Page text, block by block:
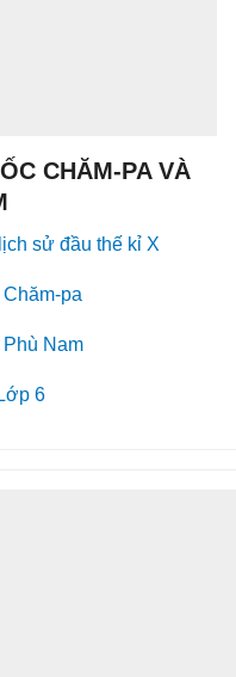
CHĂM-PA VÀ
sử đầu thế kỉ X
pa
Nam
6